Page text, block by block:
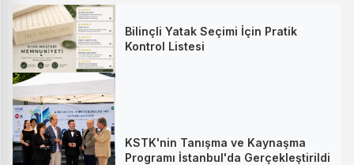
Bilinçli Yatak Seçimi İçin Pratik
Kontrol Listesi
KSTK'nin Tanışma ve Kaynaşma
Programı İstanbul'da Gerçekleştirildi